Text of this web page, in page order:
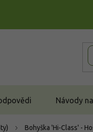
Návody
Bohyška 'Hi-Class' -